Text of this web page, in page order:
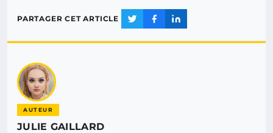
PARTAGER CET ARTICLE
AUTEUR
JULIE GAILLARD